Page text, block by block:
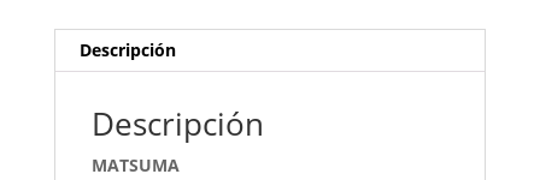
Descripción
Descripción
MATSUMA